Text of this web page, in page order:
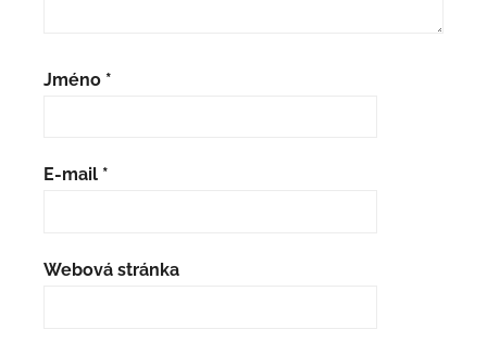
Jméno *
E-mail *
Webová stránka